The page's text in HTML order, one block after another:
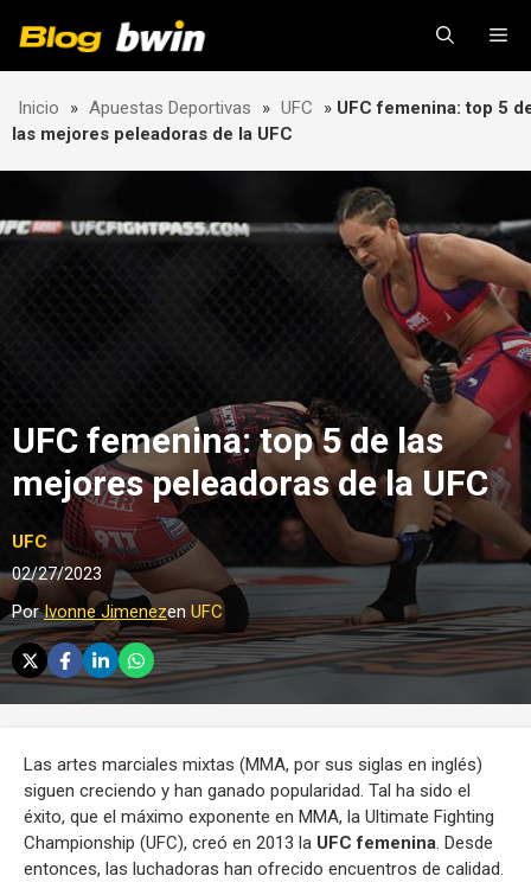
Inicio » Apuestas Deportivas » UFC » UFC femenina: top 5
las mejores peleadoras de la UFC
UFC femenina: top 5 de las
mejores peleadoras de la UFC
UFC
02/27/2023
PorIvonne Jimenezen UFC
Las artes marciales mixtas (MMA, por sus siglas en inglés)
siguen creciendo y han ganado popularidad. Tal ha sido el
éxito, que el máximo exponente en MMA, la Ultimate Fighting
Championship (UFC), creó en 2013 la UFC femenina. Desde
entonces, las luchadoras han ofrecido encuentros de calidad.